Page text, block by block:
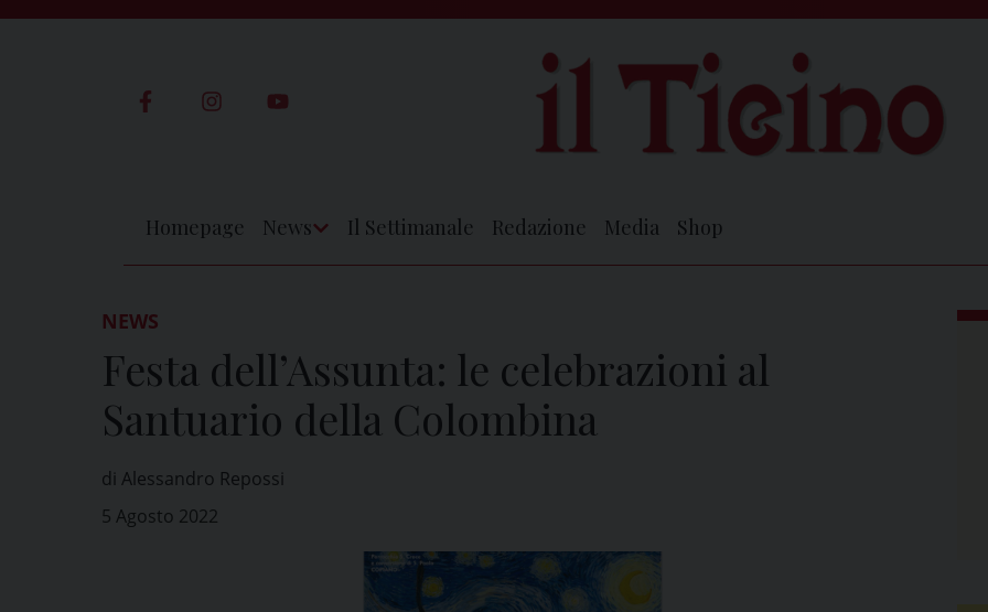
Homepage News Il Settimanale Redazione Media Shop
NEWS
Festa dell’Assunta: le celebrazioni al
Santuario della Colombina
di Alessandro Repossi
5 Agosto 2022